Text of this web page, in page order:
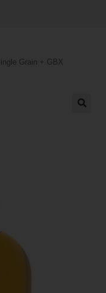
Grain + GBX